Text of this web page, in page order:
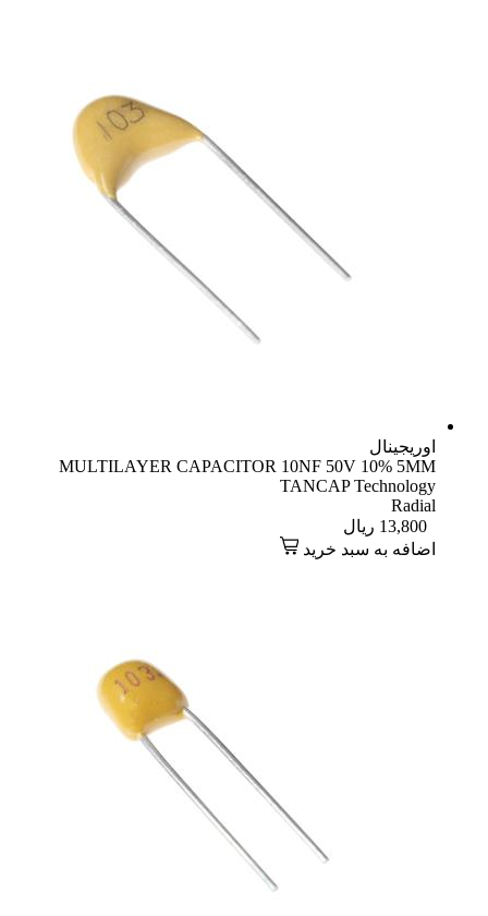
اوریجینال
MULTILAYER CAPACITOR 10NF 50V 10% 5MM
TANCAP Technology
Radial
13,800 ریال
اضافه به سبد خرید